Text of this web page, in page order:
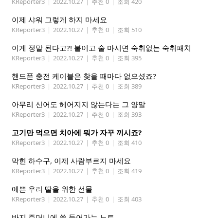
이제 샤워 그렇게 하지 마세요
KReporter3 | 2022.10.27 | 추천 0 | 조회 510
이게 정말 된다고?! 붙이고 술 마시면 숙취없는 숙취패치
KReporter3 | 2022.10.27 | 추천 0 | 조회 395
핸드폰 충전 케이블은 찾을 때마다 없으셨죠?
KReporter3 | 2022.10.27 | 추천 0 | 조회 389
아무리 신어도 헤어지지 않는다는 그 양말
KReporter3 | 2022.10.27 | 추천 0 | 조회 393
고기만 먹으면 치아에 뭐가 자꾸 끼시죠?
KReporter3 | 2022.10.27 | 추천 0 | 조회 410
막힌 하수구, 이제 사람부르지 마세요
KReporter3 | 2022.10.27 | 추천 0 | 조회 419
예쁜 우리 딸을 위한 선물
KReporter3 | 2022.10.27 | 추천 0 | 조회 403